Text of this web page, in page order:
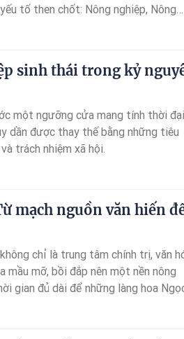
tố then chốt: Nông nghiệp, Nông
sinh thái trong kỷ
một ngưỡng cửa mang tính thời
dần được thay thế bằng những tiêu
trách nhiệm xã hội.
mạch nguồn văn hiến
chỉ là trung tâm chính trị, văn
mầu mỡ, bồi đắp nên một nền nông
gian đủ dài để những làng hoa
ven sông Hồng trở thành biểu